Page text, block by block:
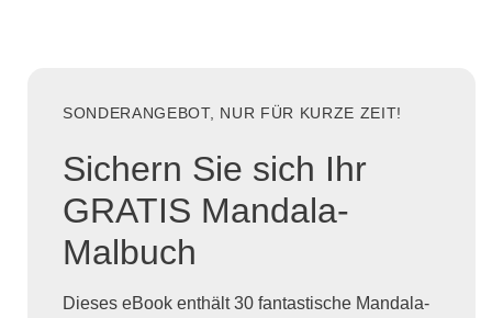
SONDERANGEBOT, NUR FÜR KURZE ZEIT!
Sichern Sie sich Ihr
GRATIS Mandala-
Malbuch
Dieses eBook enthält 30 fantastische Mandala-